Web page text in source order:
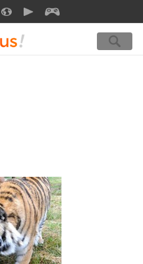
SOOFRESHSOOCURIOUSSOOMOTION